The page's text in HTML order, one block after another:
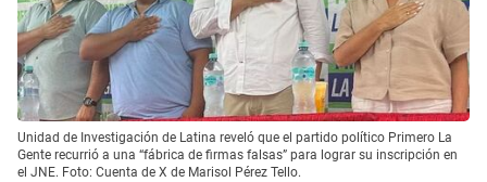
Unidad de Investigación de Latina reveló que el partido político Primero La
Gente recurrió a una “fábrica de firmas falsas” para lograr su inscripción en
el JNE. Foto: Cuenta de X de Marisol Pérez Tello.